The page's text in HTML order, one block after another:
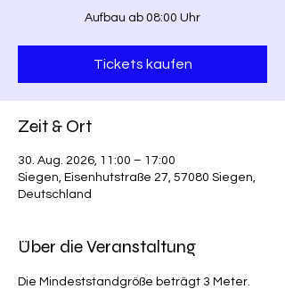
Aufbau ab 08:00 Uhr
Tickets kaufen
Zeit & Ort
30. Aug. 2026, 11:00 – 17:00
Siegen, Eisenhutstraße 27, 57080 Siegen,
Deutschland
Über die Veranstaltung
Die Mindeststandgröße beträgt 3 Meter.